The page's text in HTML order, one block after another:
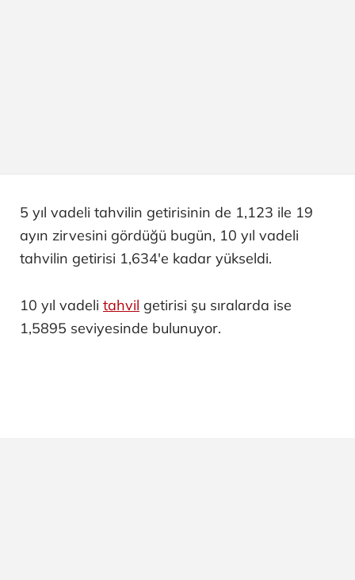
5 yıl vadeli tahvilin getirisinin de 1,123 ile 19
ayın zirvesini gördüğü bugün, 10 yıl vadeli
tahvilin getirisi 1,634'e kadar yükseldi.
10 yıl vadeli tahvil getirisi şu sıralarda ise
1,5895 seviyesinde bulunuyor.